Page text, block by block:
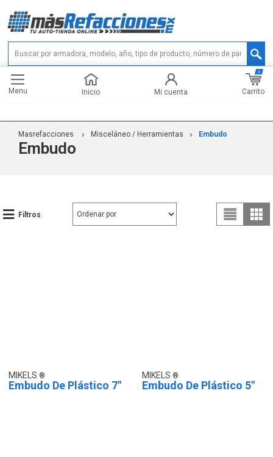
Menu Inicio Mi cuenta Carrito
0
Masrefacciones Misceláneo / Herramientas Embudo
Embudo
Filtros
MIKELS
Embudo De Plástico 7"
MIKELS
Embudo De Plástico 5"